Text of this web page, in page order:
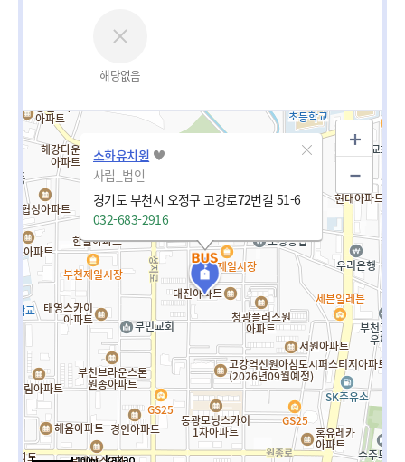
해당없음
소화유치원
사립_법인
경기도 부천시 오정구 고강로72번길 51-6
032-683-2916